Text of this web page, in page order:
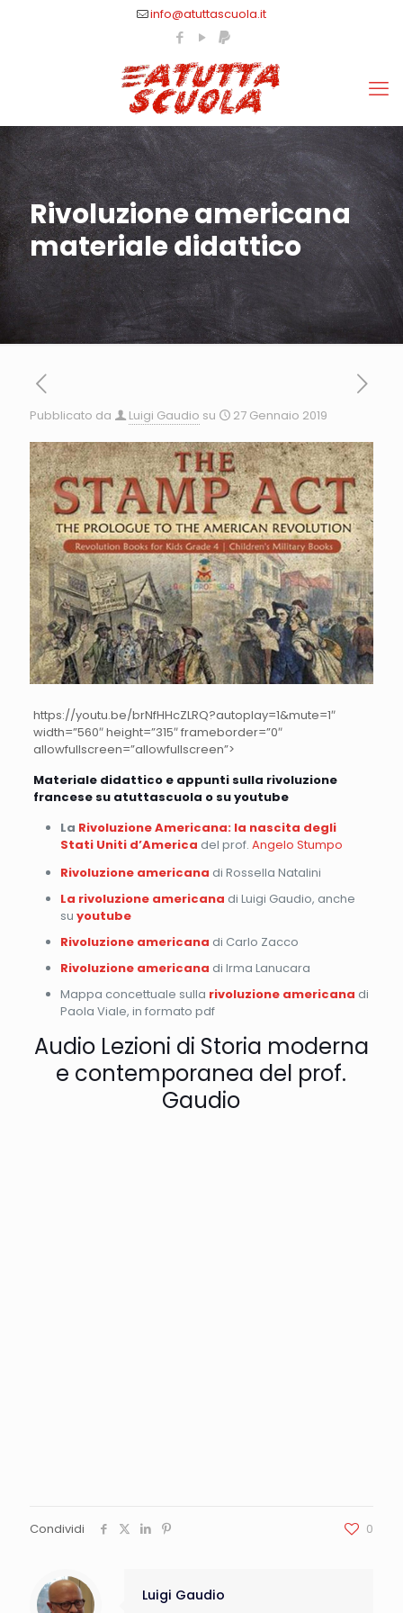
info@atuttascuola.it
Rivoluzione americana
materiale didattico
Pubblicato da Luigi Gaudio su 27 Gennaio 2019
https://youtu.be/brNfHHcZLRQ?autoplay=1&mute=1″
width=”560″ height=”315″ frameborder=”0″
allowfullscreen=”allowfullscreen”>
Materiale didattico e appunti sulla rivoluzione
francese su atuttascuola o su youtube
La Rivoluzione Americana: la nascita degli
Stati Uniti d’America del prof. Angelo Stumpo
Rivoluzione americana di Rossella Natalini
La rivoluzione americana di Luigi Gaudio, anche
su youtube
Rivoluzione americana di Carlo Zacco
Rivoluzione americana di Irma Lanucara
Mappa concettuale sulla rivoluzione americana di
Paola Viale, in formato pdf
Audio Lezioni di Storia moderna
e contemporanea del prof.
Gaudio
Condividi 0
Luigi Gaudio